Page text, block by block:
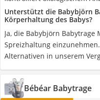
Unterstützt die Babybjörn
Körperhaltung des Babys?
Ja, die Babybjörn
Spreizhaltung
Alternativen in unserem
Bébéar Babytrage